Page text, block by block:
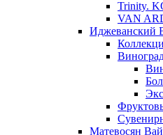
Trinity.
VAN
Иджеванский
Матевосян